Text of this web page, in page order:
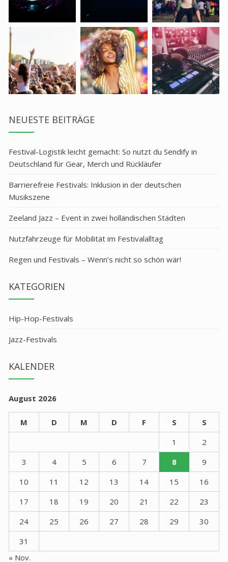
NEUESTE BEITRÄGE
Festival-Logistik leicht gemacht: So nutzt du Sendify in
Deutschland für Gear, Merch und Rückläufer
Barrierefreie Festivals: Inklusion in der deutschen
Musikszene
Zeeland Jazz – Event in zwei holländischen Städten
Nutzfahrzeuge für Mobilität im Festivalalltag
Regen und Festivals – Wenn’s nicht so schön wär!
KATEGORIEN
Hip-Hop-Festivals
Jazz-Festivals
KALENDER
August 2026
M D M D F S
S
1
2
3
4 5 6 7 8
9
10
11 12 13 14 15
16
17
18 19 20 21 22
23
24
25 26 27 28 29
30
31
« Nov.